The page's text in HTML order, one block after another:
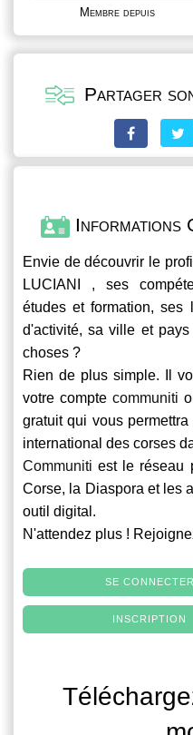
Membre depuis
Partager
Informations
Envie de découvrir le profil
LUCIANI , ses
études et formation, ses
d'activité, sa ville et
choses ?
Rien de plus simple. Il
votre compte communiti
gratuit qui vous
international des corses
Communiti est le réseau
Corse, la Diaspora et les
outil digital.
N'attendez plus !
SE CONNECTER
INSCRIPTION